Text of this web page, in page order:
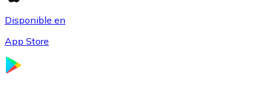
Litecoin
LTC
Disponible en
App Store